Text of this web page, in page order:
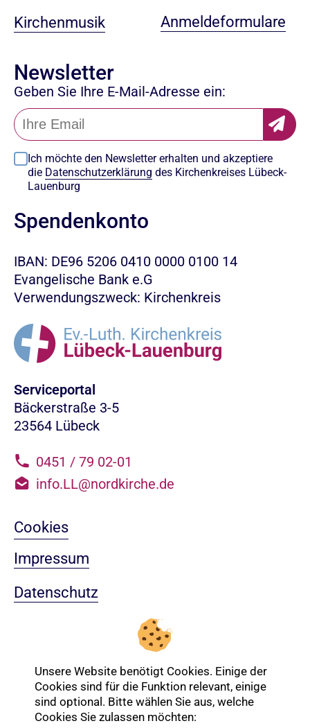
Kirchenmusik
Anmeldeformulare
Newsletter
Geben Sie Ihre E-Mail-Adresse ein:
Ich möchte den Newsletter erhalten und akzeptiere
die Datenschutzerklärung des Kirchenkreises Lübeck-
Lauenburg
Spendenkonto
IBAN: DE96 5206 0410 0000 0100 14
Evangelische Bank e.G
Verwendungszweck: Kirchenkreis
Serviceportal
Bäckerstraße 3-5
23564 Lübeck
0451 / 79 02-01
info.LL@nordkirche.de
Cookies
Impressum
Datenschutz
Nach oben
Login-Bereich
Unsere Website benötigt Cookies. Einige der
Cookies sind für die Funktion relevant, einige
sind optional. Bitte wählen Sie aus, welche
Cookies Sie zulassen möchten: